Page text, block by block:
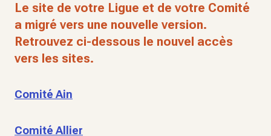
Le site de votre Ligue et de votre Comité
a migré vers une nouvelle version.
Retrouvez ci-dessous le nouvel accès
vers les sites.
Comité Ain
Comité Allier